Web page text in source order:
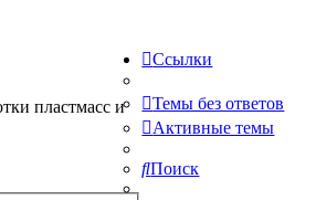
пластмасс и
Ссылки
Темы без ответов
Активные темы
Поиск